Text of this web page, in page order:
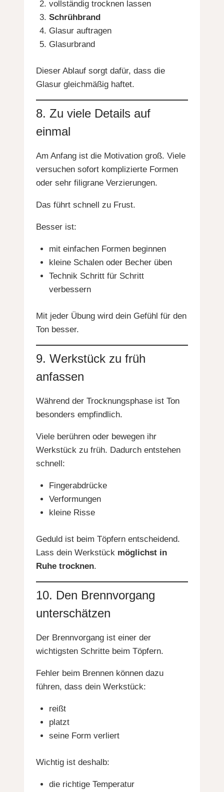
vollständig trocknen lassen
Schrühbrand
Glasur auftragen
Glasurbrand
Dieser Ablauf sorgt dafür, dass die
Glasur gleichmäßig haftet.
8. Zu viele Details auf
einmal
Am Anfang ist die Motivation groß. Viele
versuchen sofort komplizierte Formen
oder sehr filigrane Verzierungen.
Das führt schnell zu Frust.
Besser ist:
mit einfachen Formen beginnen
kleine Schalen oder Becher üben
Technik Schritt für Schritt
verbessern
Mit jeder Übung wird dein Gefühl für den
Ton besser.
9. Werkstück zu früh
anfassen
Während der Trocknungsphase ist Ton
besonders empfindlich.
Viele berühren oder bewegen ihr
Werkstück zu früh. Dadurch entstehen
schnell:
Fingerabdrücke
Verformungen
kleine Risse
Geduld ist beim Töpfern entscheidend.
Lass dein Werkstück möglichst in
Ruhe trocknen.
10. Den Brennvorgang
unterschätzen
Der Brennvorgang ist einer der
wichtigsten Schritte beim Töpfern.
Fehler beim Brennen können dazu
führen, dass dein Werkstück:
reißt
platzt
seine Form verliert
Wichtig ist deshalb:
die richtige Temperatur